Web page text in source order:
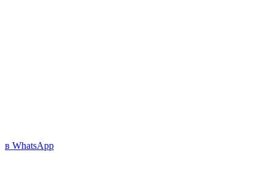
в WhatsApp